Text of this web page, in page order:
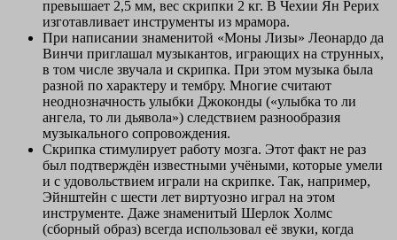
превышает 2,5 мм, вес скрипки 2 кг. В Чехии Ян Рерих
изготавливает инструменты из мрамора.
При написании знаменитой «Моны Лизы» Леонардо да
Винчи приглашал музыкантов, играющих на струнных,
в том числе звучала и скрипка. При этом музыка была
разной по характеру и тембру. Многие считают
неоднозначность улыбки Джоконды («улыбка то ли
ангела, то ли дьявола») следствием разнообразия
музыкального сопровождения.
Скрипка стимулирует работу мозга. Этот факт не раз
был подтверждён известными учёными, которые умели
и с удовольствием играли на скрипке. Так, например,
Эйнштейн с шести лет виртуозно играл на этом
инструменте. Даже знаменитый Шерлок Холмс
(сборный образ) всегда использовал её звуки, когда